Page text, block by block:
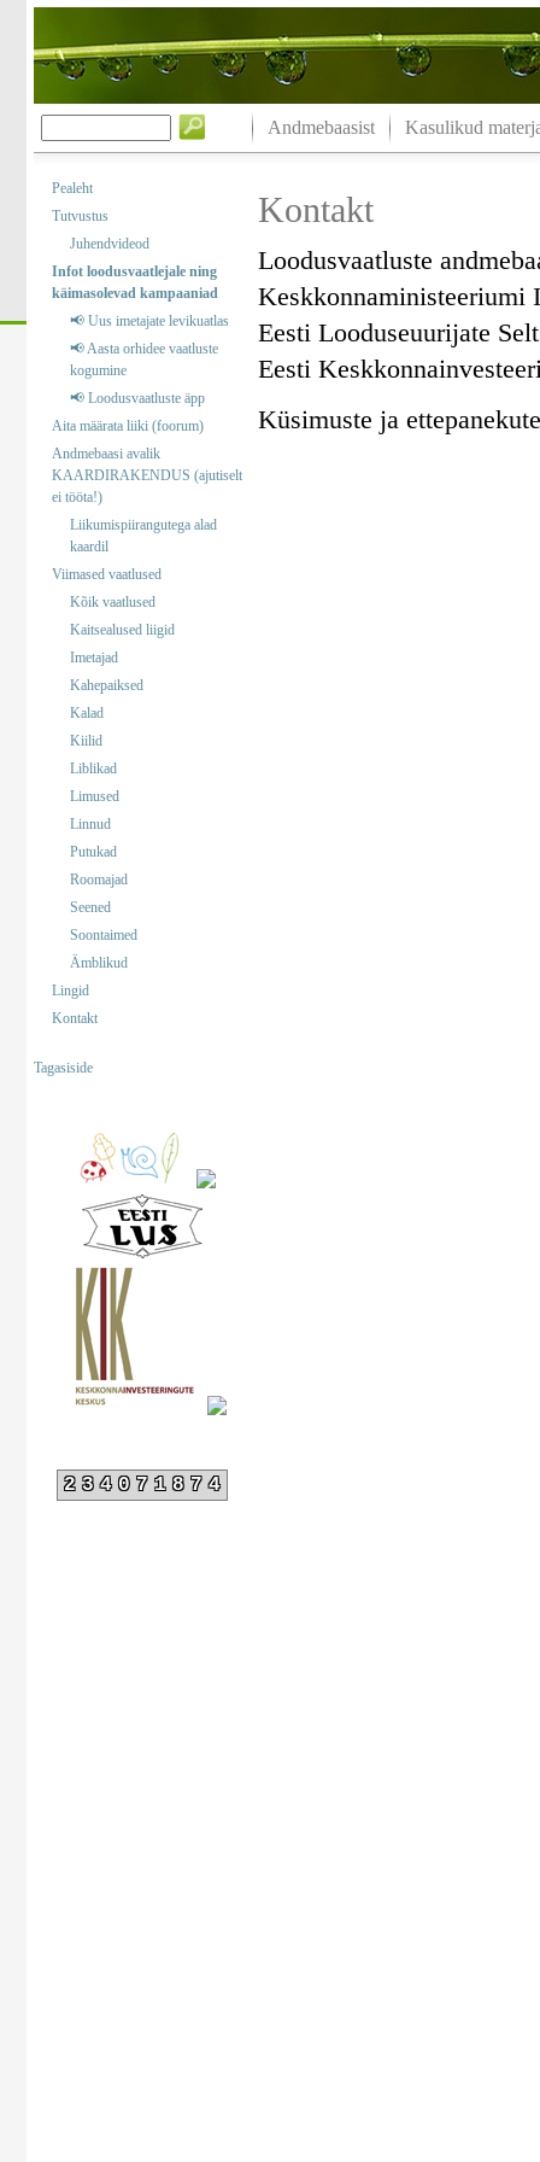
Andmebaasist Kasulikud
Pealeht
Tutvustus
Juhendvideod
Infot loodusvaatlejale ning
käimasolevad kampaaniad
📢 Uus imetajate levikuatlas
📢 Aasta orhidee vaatluste
kogumine
📢 Loodusvaatluste äpp
Aita määrata liiki (foorum)
Andmebaasi avalik
KAARDIRAKENDUS (ajutiselt
ei tööta!)
Liikumispiirangutega alad
kaardil
Viimased vaatlused
Kõik vaatlused
Kaitsealused liigid
Imetajad
Kahepaiksed
Kalad
Kiilid
Liblikad
Limused
Linnud
Putukad
Roomajad
Seened
Soontaimed
Ämblikud
Lingid
Kontakt
Tagasiside
234071874
Kontakt
Loodusvaatluste
Keskkonnaministeeriumi
Eesti Looduseuurijate
Eesti
Küsimuste ja